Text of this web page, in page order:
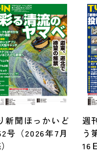
新聞ほっかいど
号（2026年7月
週
う
16